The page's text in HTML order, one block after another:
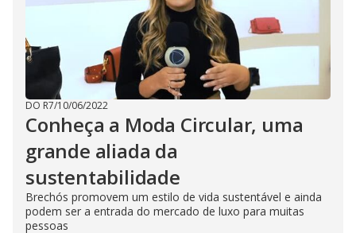
DO R7/10/06/2022
Conheça a Moda Circular, uma
grande aliada da
sustentabilidade
Brechós promovem um estilo de vida sustentável e ainda
podem ser a entrada do mercado de luxo para muitas
pessoas